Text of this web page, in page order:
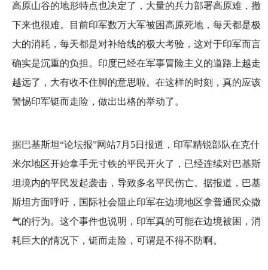
高原山谷的地形特点也决定了，大量的兵力部署高原难，撤
下来也很难。目前印军数万大军被困高原死地，每天都是极
大的消耗，每天都是对补给线的极大考验，这对于印军而言
确实是沉重的负担。印度已经在军事冒险主义的道路上越走
越远了，大有收不住脚的意思啦。在这样的时刻，真的应该
警惕印军铤而走险，做出出格的举动了。
据巴基斯坦“论坛报”网站7月5日报道，印军精锐部队在克什
米尔地区开始拿手无寸铁的平民开火了，已经连续对巴基斯
坦境内的平民发起袭击，导致多名平民伤亡。据报道，巴基
斯坦方面呼吁，国际社会阻止印军在边境地区拿普通民众撒
气的行为。这个事件也说明，印军真的可能在边境被困，消
耗巨大的情况下，铤而走险，可谓是不得不防啊。